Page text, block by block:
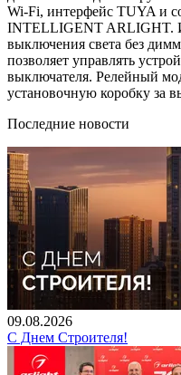
Wi-Fi, интерфейс TUYA и
INTELLIGENT ARLIGHT.
выключения света без
позволяет управлять
выключателя. Релейный
установочную коробку за
Последние новости
09.08.2026
С Днем Строителя!